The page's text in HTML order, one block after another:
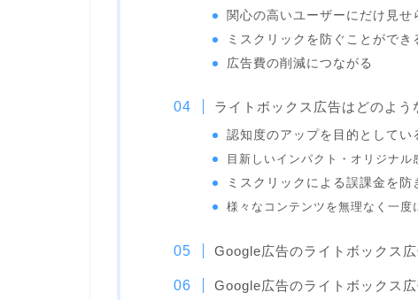
関心の高いユーザーにだけ見せ
ミスクリックを防ぐことができ
広告費の削減につながる
ライトボックス広告はどのよう
認知度のアップを目的としてい
目新しいインパクト・オリジナル
ミスクリックによる誤課金を防
様々なコンテンツを無理なく一度
Google広告のライトボックス
Google広告のライトボックス